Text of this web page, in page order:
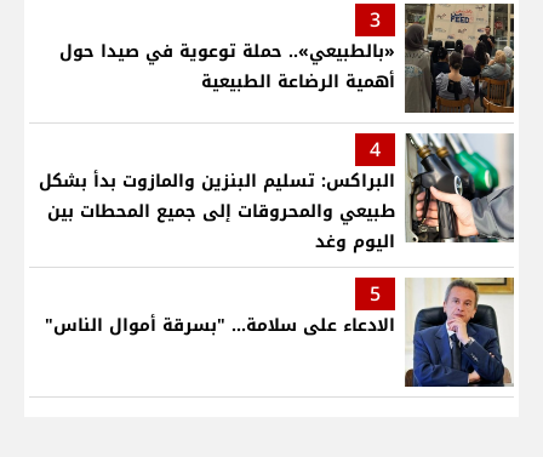
3
«بالطبيعي».. حملة توعوية في صيدا حول
أهمية الرضاعة الطبيعية
4
البراكس: تسليم البنزين والمازوت بدأ بشكل
طبيعي والمحروقات إلى جميع المحطات بين
اليوم وغد
5
الادعاء على سلامة... "بسرقة أموال الناس"